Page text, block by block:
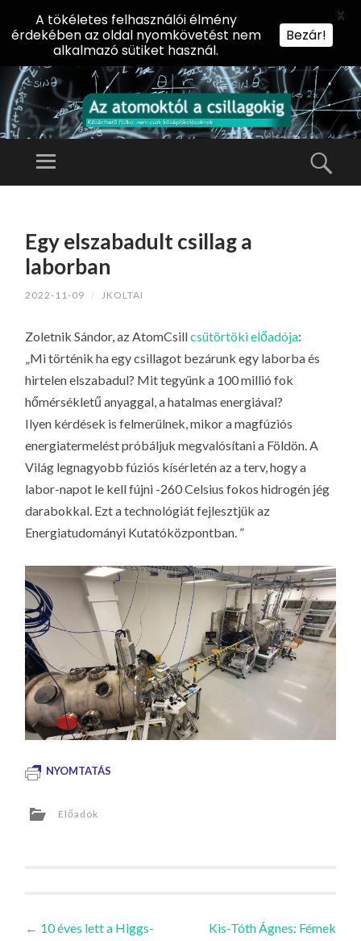
AZ
KT
CS
IL
LA
G
O
KI
G
Előadássorozat
Természettudományi
Menü
TARTALOMHOZ
Egy elszabadult csillag a
laborban
2022-11-09 / JKOLTAI
Zoletnik Sándor, az AtomCsillcsütörtöki előadója:
„Mi történik ha egy csillagot bezárunk egy laborba és
hirtelen elszabadul? Mit tegyünk a 100 millió fok
hőmérsékletű anyaggal, a hatalmas energiával?
Ilyen kérdések is felmerülnek, mikor a magfúziós
energiatermelést próbáljuk megvalósítani a Földön. A
Világ legnagyobb fúziós kísérletén az a terv, hogy a
labor-napot le kell fújni -260 Celsius fokos hidrogén jég
darabokkal. Ezt a technológiát fejlesztjük az
Energiatudományi Kutatóközpontban. ”
NYOMTATÁS
Előadók
Bejegyzések
← 10 éves lett a Higgs-
Kis-Tóth Ágnes: Fémek
A tökéletes felhasználói élmény
érdekében az oldal nyomkövetést nem
alkalmazó sütiket használ.
Bezár!
X